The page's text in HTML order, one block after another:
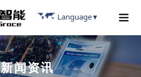
Language▼
新闻资讯